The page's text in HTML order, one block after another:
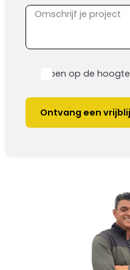
Ik ben op de
Ontvang een